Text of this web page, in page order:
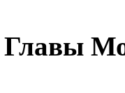
Главы